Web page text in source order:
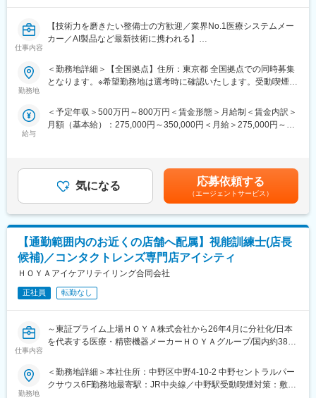
変更の範囲：本文参照
情報の整備・配信
・顧客フィードバックの収集・開発への還元・改善サイクルの実
行
・ハイタッチ／ロータッチを使い分けた顧客関係の維持・改善
整備・推進
・基幹ERPとして、機能変更の業務影響が大きい領域で「提供を
成立させる」意思決定と推進を担える
分の手で進められる
【クラウド型電子カルテ・レセコンシステム「Henry」につい
「社会課題を解決しつづけ、より良い世界をつくる」をミッショ
ンとして掲げ、社会課題のなかでも法令規制と業務の複雑性・専
門性が高く、取り組む難易度の高い「医療業界の業務改善」に現
在最注力しています。 主な事業として、我々は業界として25年ぶ
りとなる新しいレセプトシステム「Henry」（クラウド型電子カ
ルテ・レセコンシステム）を開発・販売しています。 「中小病院/
診療所の経営をHenryで改善し、高齢化社会を乗り越える礎を作
る」を目指し、今後中小病院をメインターゲットとして、導入拡
大を進めています。
仕事内容
【技術力を磨きたい整備士の方歓迎／業界No.1医療システムメー
カー／AI製品など最新技術に携われる】
方募集！整備士としての経験を、医療機器の設置・保守に活かせ
ます。PACSやCT・MRIなどの高度な機器を扱い、病院の診断を
■PACSとは
imaging/enterprise-pacs
■仕事内容
医療機器や画像ネットワークシステムの設置、立ち上げ、定期点
検、トラブル対応など。医療現場の「安全とスピード」を守るプ
ロフェッショナルです。
入社後は、小田原にある研修センターにて、機械の解体・組み立
てなどの基礎技術を学び、先輩社員とのOJTを通じて、現場での
の方は早くキャッチアップいただけます！
※その他年間研修カリキュラムがあり、成熟度に応じて参加可能
■働き方の魅力
フレックス制度を導入しており、午前・午後の半休制度もあるた
勤務地
＜勤務地詳細＞【全国拠点】住所：東京都 全国拠点での同時募集
となります。※希望勤務地は選考時に確認いたします。受動喫煙対
ーク含む）
給与
＜予定年収＞500万円～800万円＜賃金形態＞月給制＜賃金内訳＞
月額（基本給）：275,000円～350,000円＜月給＞275,000円～
歳/750万円(入社8年・経験11年、手当含)：月給37万円賃金はあく
までも目安の金額であり、選考を通じて上下する可能性がありま
す。月給(月額)は固定手当を含めた表記です。
気になる 応募依頼する
（エージェントサービス）
【通勤範囲内のお近くの店舗へ配属】視能訓練士(店長
候補)／コンタクトレンズ専門店アイシティ
ＨＯＹＡアイケアリテイリング合同会社
正社員 転勤なし
仕事内容
～東証プライム上場ＨＯＹＡ株式会社から26年4月に分社化/日本
を代表する医療・精密機器メーカーＨＯＹＡグループ/国内約380
■ポジション概要：
勤務地
＜勤務地詳細＞本社住所：中野区中野4-10-2 中野セントラルパー
クサウス6F勤務地最寄駅：JR中央線／中野駅受動喫煙対策：敷地